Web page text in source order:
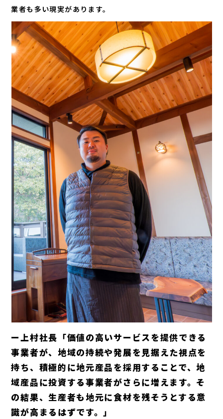
業者も多い現実があります。
ー上村社長「価値の高いサービスを提供できる
事業者が、地域の持続や発展を見据えた視点を
持ち、積極的に地元産品を採用することで、地
域産品に投資する事業者がさらに増えます。そ
の結果、生産者も地元に食材を残そうとする意
識が高まるはずです。」